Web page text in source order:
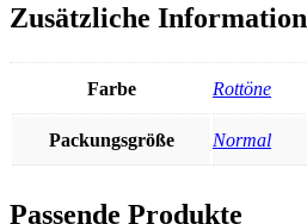
Zusätzliche Information
Farbe Rottöne
Packungsgröße Normal
Passende Produkte